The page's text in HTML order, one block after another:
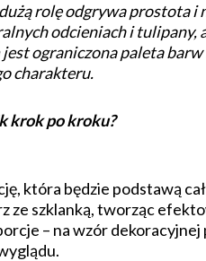
rolę odgrywa prostota
odcieniach i tulipany,
ograniczona paleta
charakteru.
krok po kroku?
która będzie podstawą
ze szklanką, tworząc
– na wzór